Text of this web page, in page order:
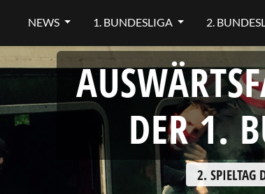
NEWS 1. BUNDESLIGA 2.
DER 1.
2. SPIELTAG